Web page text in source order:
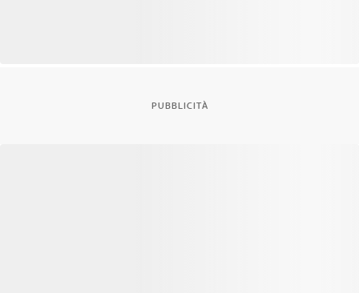
PUBBLICITÀ